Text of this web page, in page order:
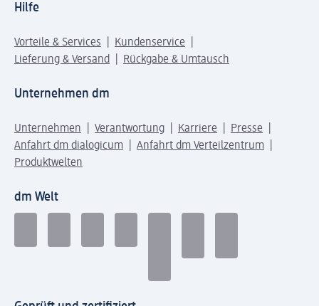
Hilfe
Vorteile & Services
Kundenservice
Lieferung & Versand
Rückgabe & Umtausch
Unternehmen dm
Unternehmen Verantwortung Karriere
Presse
Anfahrt dm dialogicum
Anfahrt dm Verteilzentrum
Produktwelten
dm Welt